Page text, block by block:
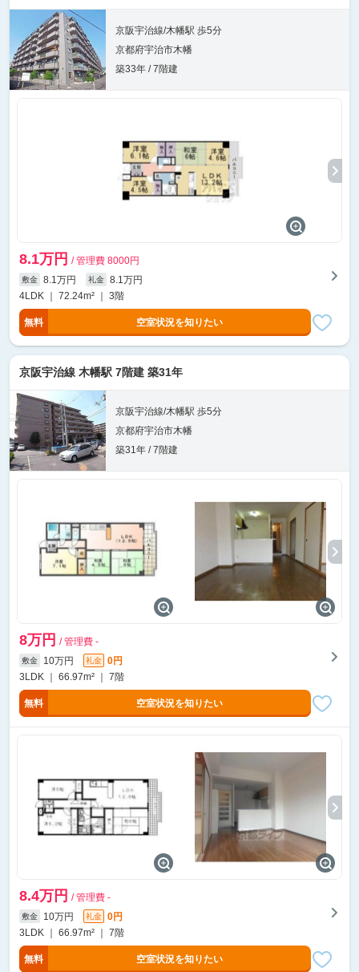
京阪宇治線/木幡駅 歩5分
京都府宇治市木幡
築33年 / 7階建
8.1万円 / 管理費 8000円
敷金 8.1万円 礼金
8.1万円
4LDK ｜ 72.24m² ｜ 3階
無料 空室状況を知りたい
京阪宇治線 木幡駅 7階建 築31年
京阪宇治線/木幡駅 歩5分
京都府宇治市木幡
築31年 / 7階建
8万円 / 管理費 -
敷金 10万円 礼金
0円
3LDK ｜ 66.97m² ｜ 7階
無料 空室状況を知りたい
8.4万円 / 管理費 -
敷金 10万円 礼金
0円
3LDK ｜ 66.97m² ｜ 7階
無料 空室状況を知りたい